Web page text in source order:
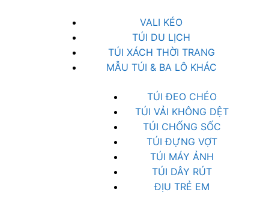
VALI KÉO
TÚI DU LỊCH
TÚI XÁCH THỜI TRANG
MẪU TÚI & BA LÔ KHÁC
TÚI ĐEO CHÉO
TÚI VẢI KHÔNG DỆT
TÚI CHỐNG SỐC
TÚI ĐỰNG VỢT
TÚI MÁY ẢNH
TÚI DÂY RÚT
ĐỊU TRẺ EM